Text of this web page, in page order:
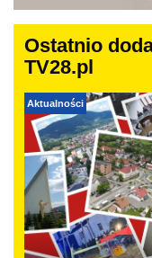
Ostatnio
TV28.pl
Aktualności